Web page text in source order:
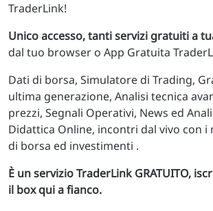
TraderLink!
Unico accesso, tanti servizi gratuiti a
dal tuo browser o App Gratuita
Dati di borsa, Simulatore di Trading,
ultima generazione, Analisi tecnica
prezzi, Segnali Operativi, News ed
Didattica Online, incontri dal vivo con
di borsa ed investimenti .
È un servizio TraderLink GRATUITO,
il box qui a fianco.